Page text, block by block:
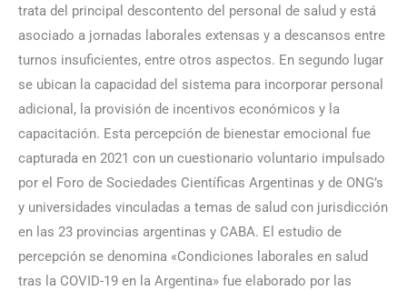
trata del principal descontento del personal de salud y está
asociado a jornadas laborales extensas y a descansos entre
turnos insuficientes, entre otros aspectos. En segundo lugar
se ubican la capacidad del sistema para incorporar personal
adicional, la provisión de incentivos económicos y la
capacitación. Esta percepción de bienestar emocional fue
capturada en 2021 con un cuestionario voluntario impulsado
por el Foro de Sociedades Científicas Argentinas y de ONG’s
y universidades vinculadas a temas de salud con jurisdicción
en las 23 provincias argentinas y CABA. El estudio de
percepción se denomina «Condiciones laborales en salud
tras la COVID-19 en la Argentina» fue elaborado por las